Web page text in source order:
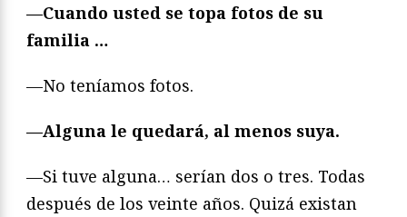
—Cuando usted se topa fotos de su
familia …
—No teníamos fotos.
—Alguna le quedará, al menos suya.
—Si tuve alguna… serían dos o tres. Todas
después de los veinte años. Quizá existan